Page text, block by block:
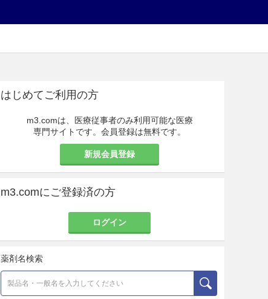
はじめてご利用の方
m3.comは、医療従事者のみ利用可能な医療
専門サイトです。会員登録は無料です。
新規会員登録
m3.comにご登録済の方
ログイン
薬剤名検索